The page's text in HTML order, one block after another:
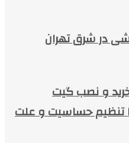
در شرق تهران
و نصب گیت
تنظیم حساسیت و علت